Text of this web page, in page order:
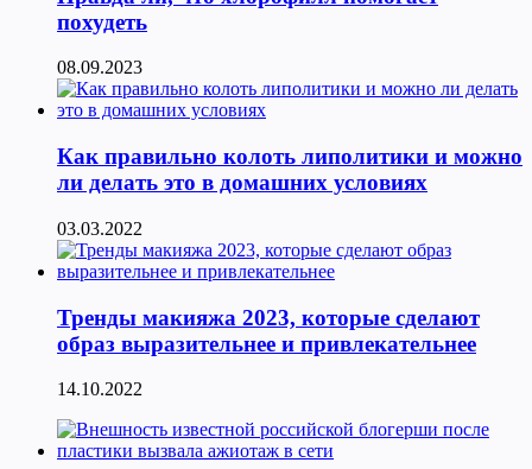
похудеть
08.09.2023
Как правильно колоть липолитики и можно
ли делать это в домашних условиях
03.03.2022
Тренды макияжа 2023, которые сделают
образ выразительнее и привлекательнее
14.10.2022